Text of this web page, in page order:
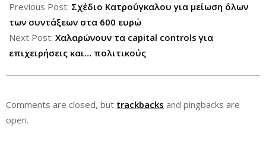
09-
03
Previous Post: Σχέδιο Κατρούγκαλου για μείωση όλων
των συντάξεων στα 600 ευρώ
Next Post: Χαλαρώνουν τα capital controls για
επιχειρήσεις και… πολιτικούς
Comments are closed, but trackbacks and pingbacks are
open.